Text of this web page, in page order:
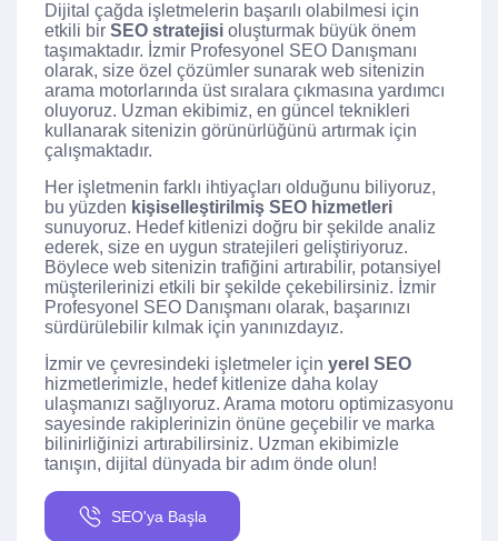
Dijital çağda işletmelerin başarılı olabilmesi için
etkili bir SEO stratejisi oluşturmak büyük önem
taşımaktadır. İzmir Profesyonel SEO Danışmanı
olarak, size özel çözümler sunarak web sitenizin
arama motorlarında üst sıralara çıkmasına yardımcı
oluyoruz. Uzman ekibimiz, en güncel teknikleri
kullanarak sitenizin görünürlüğünü artırmak için
çalışmaktadır.
Her işletmenin farklı ihtiyaçları olduğunu biliyoruz,
bu yüzden kişiselleştirilmiş SEO hizmetleri
sunuyoruz. Hedef kitlenizi doğru bir şekilde analiz
ederek, size en uygun stratejileri geliştiriyoruz.
Böylece web sitenizin trafiğini artırabilir, potansiyel
müşterilerinizi etkili bir şekilde çekebilirsiniz. İzmir
Profesyonel SEO Danışmanı olarak, başarınızı
sürdürülebilir kılmak için yanınızdayız.
İzmir ve çevresindeki işletmeler için yerel SEO
hizmetlerimizle, hedef kitlenize daha kolay
ulaşmanızı sağlıyoruz. Arama motoru optimizasyonu
sayesinde rakiplerinizin önüne geçebilir ve marka
bilinirliğinizi artırabilirsiniz. Uzman ekibimizle
tanışın, dijital dünyada bir adım önde olun!
SEO'ya Başla